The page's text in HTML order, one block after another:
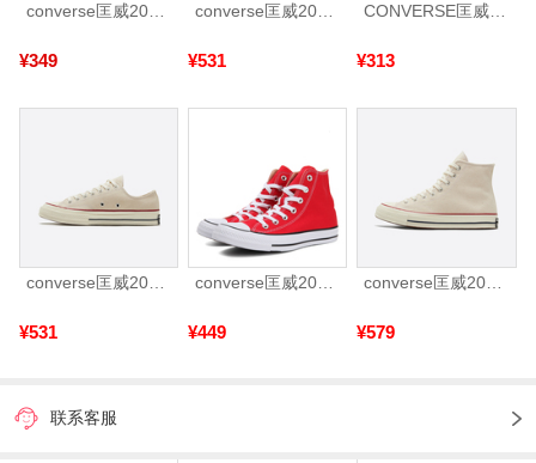
converse匡威2025中性中性-低帮系带-黑Chuck Taylor CORE102329
¥349
converse匡威2026年男女Chuck Taylor 70S AO帆布鞋162058C
¥531
CONVERSE匡威 2024年新款中性Chuck Taylor CORE高帮系带帆布鞋/硫化鞋1Z588（延续款）
¥313
converse匡威2026年男女Chuck Taylor 70S AO帆布鞋162062C
¥531 ¥449 ¥579
联系客服